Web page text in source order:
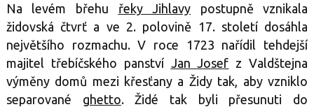
Na levém břehu řeky Jihlavy postupně vznikala
židovská čtvrť a ve 2. polovině 17. století dosáhla
největšího rozmachu. V roce 1723 nařídil tehdejší
majitel třebíčského panství Jan Josef z Valdštejna
výměny domů mezi křesťany a Židy tak, aby vzniklo
separované ghetto. Židé tak byli přesunuti do